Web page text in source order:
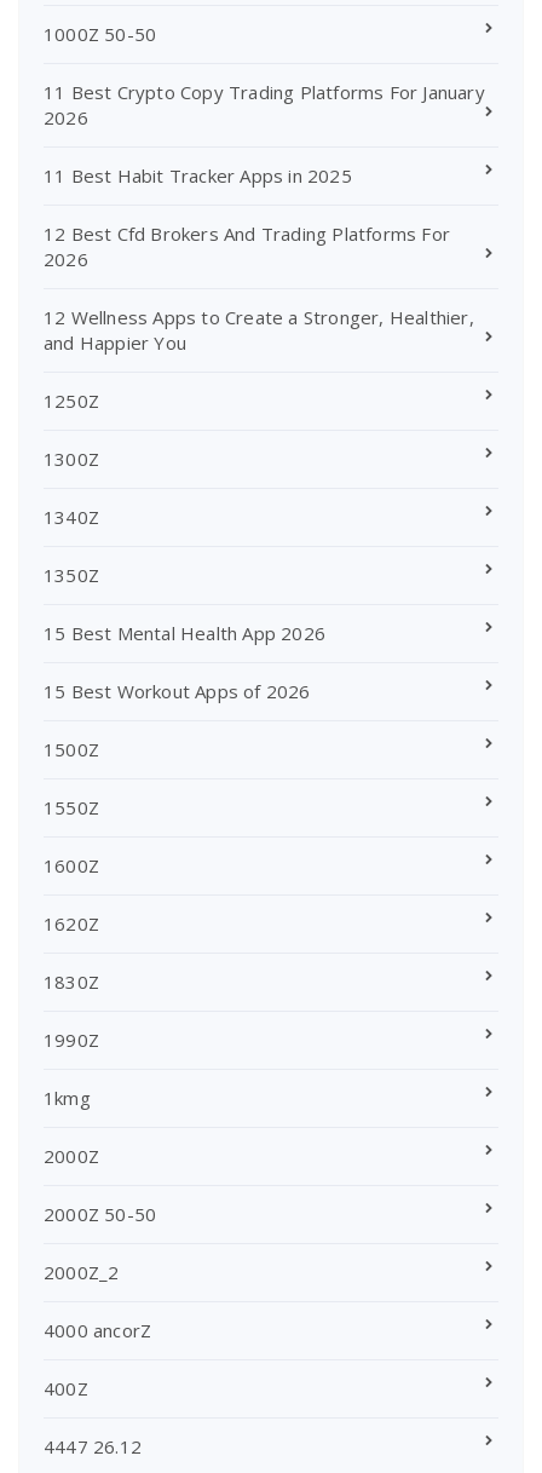
1000Z 50-50
11 Best Crypto Copy Trading Platforms For January
2026
11 Best Habit Tracker Apps in 2025
12 Best Cfd Brokers And Trading Platforms For
2026
12 Wellness Apps to Create a Stronger, Healthier,
and Happier You
1250Z
1300Z
1340Z
1350Z
15 Best Mental Health App 2026
15 Best Workout Apps of 2026
1500Z
1550Z
1600Z
1620Z
1830Z
1990Z
1kmg
2000Z
2000Z 50-50
2000Z_2
4000 ancorZ
400Z
4447 26.12